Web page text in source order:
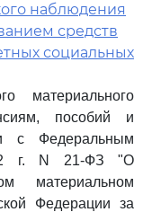
наблюдения
средств
социальных
материального
пособий и
с Федеральным
г. N 21-ФЗ "О
материальном
Федерации за